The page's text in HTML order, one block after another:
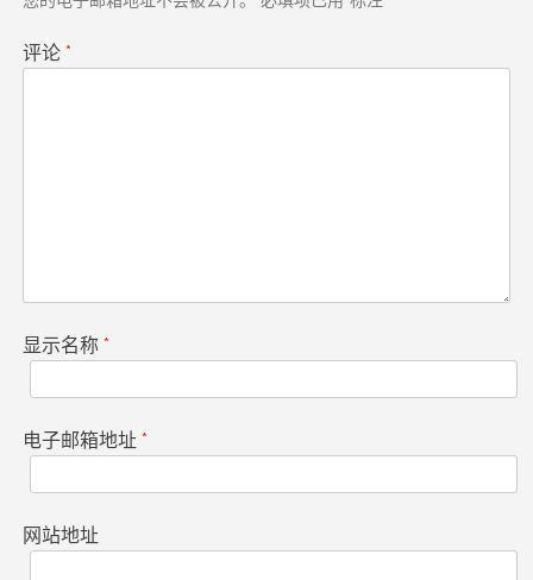
评论 *
显示名称 *
电子邮箱地址 *
网站地址